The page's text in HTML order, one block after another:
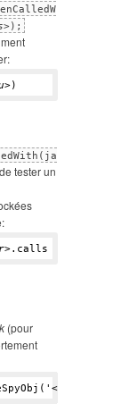
>);
tester un
(pour